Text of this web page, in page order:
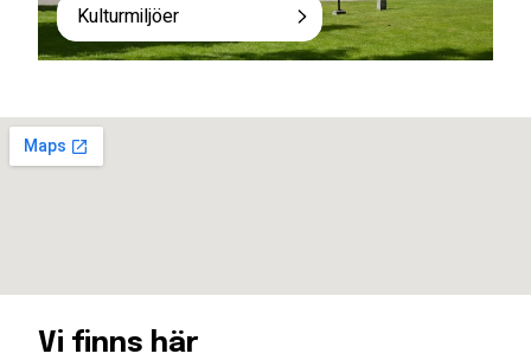
Kulturmiljöer
Vi finns här